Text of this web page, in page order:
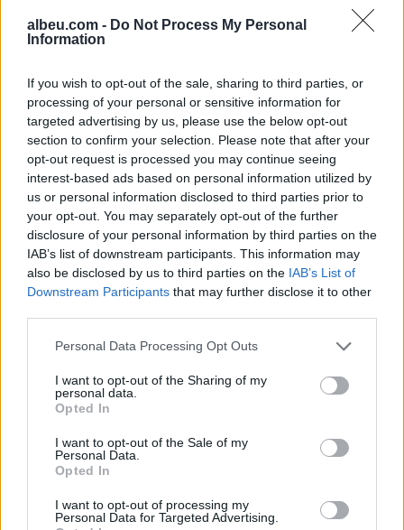
albeu.com - Do Not Process My Personal
Information
If you wish to opt-out of the sale, sharing to third parties, or
processing of your personal or sensitive information for
targeted advertising by us, please use the below opt-out
section to confirm your selection. Please note that after your
opt-out request is processed you may continue seeing
interest-based ads based on personal information utilized by
us or personal information disclosed to third parties prior to
your opt-out. You may separately opt-out of the further
disclosure of your personal information by third parties on the
IAB’s list of downstream participants. This information may
also be disclosed by us to third parties on the IAB’s List of
Downstream Participants that may further disclose it to other
Personal Data Processing Opt Outs
I want to opt-out of the Sharing of my
personal data.
Opted In
I want to opt-out of the Sale of my
Personal Data.
Opted In
I want to opt-out of processing my
Personal Data for Targeted Advertising.
humbasin patentën
përgjithmonë
Esim for Global
Esim for USA| Esim for Italy| Esim for Spain|Esim
for Turkey|Esim for Germany|Esim for Greece|